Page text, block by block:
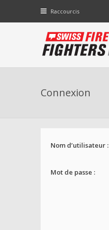
Raccourcis
Connexion
Nom d’utilisateur :
Mot de passe :